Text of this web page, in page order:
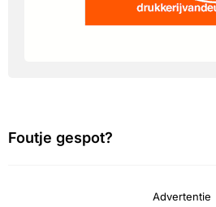
Foutje gespot?
Advertentie